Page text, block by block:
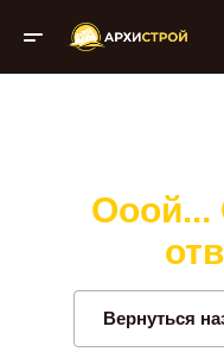
Ооой...
Вернуться